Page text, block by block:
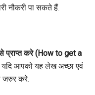
नौकरी पा सकते हैं.
प्राप्त करे (How to get a
यदि आपको यह लेख अच्छा एवं
जरुर करे.